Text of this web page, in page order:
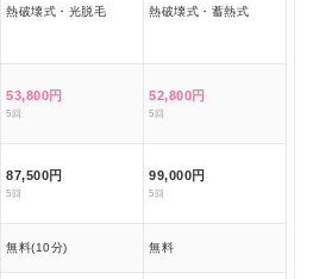
熱破壊式・光脱毛 熱破壊式・蓄熱式
53,800円
5回
52,800円
5回
87,500円
5回
99,000円
5回
無料(10分) 無料